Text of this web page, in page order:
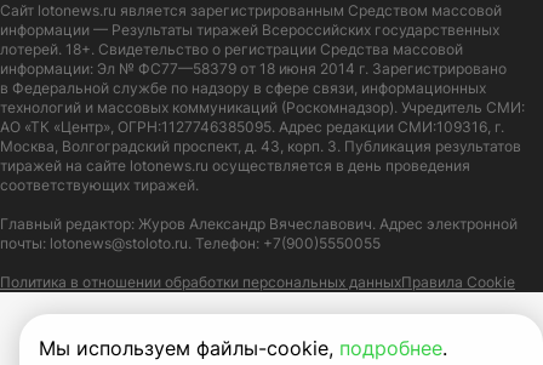
Мы используем файлы-cookie, подробнее.
Сайт lotonews.ru является зарегистрированным Средством массовой
информации — Результаты тиражей Всероссийских государственных
лотерей. 18+. Свидетельство о регистрации Средства массовой
информации: Эл № ФС77—58379 от 18 июня 2014 г. Зарегистрировано
в Федеральной службе по надзору в сфере связи, информационных
технологий и массовых коммуникаций (Роскомнадзор). Учредитель СМИ:
АО «ТК «Центр», ОГРН:1127746385095. Адрес редакции СМИ:109316, г.
Москва, Волгоградский проспект, д. 43, корп. 3. Публикация результатов
тиражей на сайте lotonews.ru осуществляется в день проведения
соответствующих тиражей.
Главный редактор: Журов Александр Вячеславович. Адрес электронной
почты: lotonews@stoloto.ru. Телефон: +7(900)5550055
Политика в отношении обработки персональных данныхПравила Cookie